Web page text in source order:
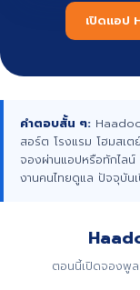
เปิดแอป
คำตอบสั้น ๆ:
สอร์ต โรงแรม โฮมสเ
จองผ่านแอปหรือทักไล
งานคนไทยดูแล ปัจจุบัน
ตอนนี้เปิดจองพูล